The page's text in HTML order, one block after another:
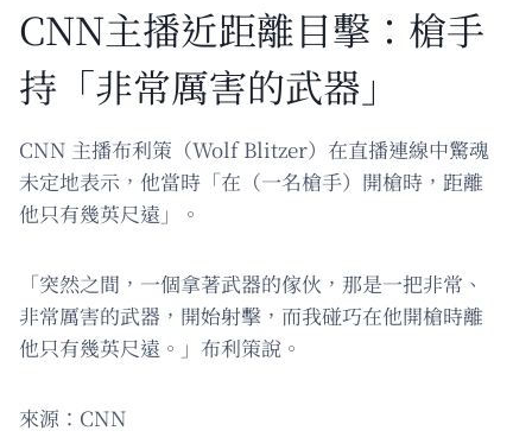
CNN主播近距離目擊：槍手
持「非常厲害的武器」
CNN 主播布利策（Wolf Blitzer）在直播連線中驚魂
未定地表示，他當時「在（一名槍手）開槍時，距離
他只有幾英尺遠」。
「突然之間，一個拿著武器的傢伙，那是一把非常、
非常厲害的武器，開始射擊，而我碰巧在他開槍時離
他只有幾英尺遠。」布利策說。
來源：CNN